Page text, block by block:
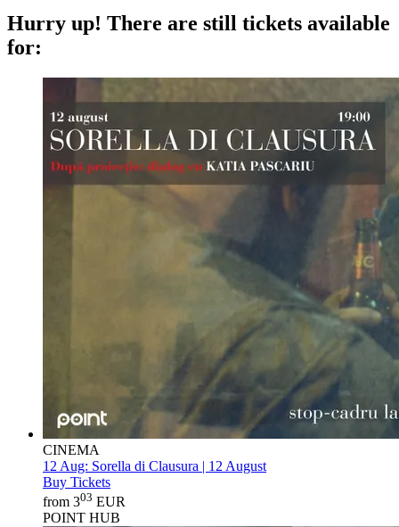
Hurry up! There are still tickets available
for:
CINEMA
12 Aug: Sorella di Clausura | 12 August
Buy Tickets
from 303 EUR
POINT HUB